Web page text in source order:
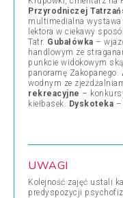
Przyrodniczej
multimedialna
lektora w ciekawy
Tatr. Gubałówka –
handlowym ze
punkcie widokowym
panoramę Zakopanego.
wodnym ze
rekreacyjne –
kiełbasek. Dyskoteka
UWAGI
Kolejność zajęć ustali
predyspozycji